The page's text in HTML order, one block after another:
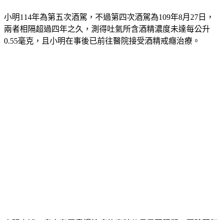
小明114年為第五次酒駕，不過第四次酒駕為109年8月27日，
兩者相隔超過四年之久，測得吐氣所含酒精濃度未達每公升